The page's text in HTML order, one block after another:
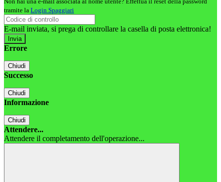
tramite la Login Spaggiari
E-mail inviata, si prega di controllare la casella di posta elettronica!
Errore
Chiudi
Successo
Chiudi
Informazione
Chiudi
Attendere...
Attendere il completamento dell'operazione...